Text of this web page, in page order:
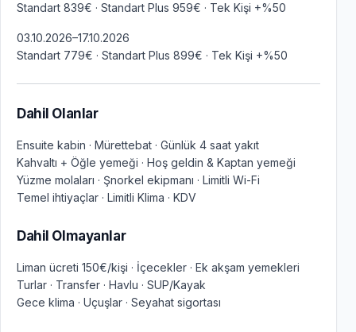
Standart 839€ · Standart Plus 959€ · Tek Kişi +%50
03.10.2026–17.10.2026
Standart 779€ · Standart Plus 899€ · Tek Kişi +%50
Dahil Olanlar
Ensuite kabin · Mürettebat · Günlük 4 saat yakıt
Kahvaltı + Öğle yemeği · Hoş geldin & Kaptan yemeği
Yüzme molaları · Şnorkel ekipmanı · Limitli Wi-Fi
Temel ihtiyaçlar · Limitli Klima · KDV
Dahil Olmayanlar
Liman ücreti 150€/kişi · İçecekler · Ek akşam yemekleri
Turlar · Transfer · Havlu · SUP/Kayak
Gece klima · Uçuşlar · Seyahat sigortası